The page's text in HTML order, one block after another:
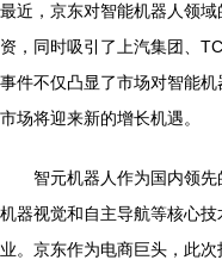
最近，京东对智能机器人领
资，同时吸引了上汽集团、
事件不仅凸显了市场对智能
市场将迎来新的增长机遇。
智元机器人作为国内领先
机器视觉和自主导航等核心
业。京东作为电商巨头，此